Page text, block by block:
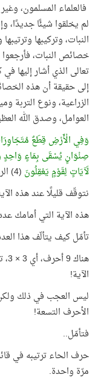
فالعلماء المسلمون،
لم يخلقوا شيئًا جديدًا،
النبات، وتركيبها
خصائص النبات،
تعالى الذي أشار إليها
إلى حقيقة أن هذه
الزراعية، ونوع التربة
العوامل، وصدق الله
وَفِي الْأَرْضِ قِطَعٌ
صِنْوَانٍ يُسْقَى بِمَاءٍ
لَآيَاتٍ لِقَوْمٍ يَعْقِلُونَ (4) الرعد.
نتوقّف قليلًا عند هذه
هذه الآية التي أمامك عدد
تأمّل كيف يتألّف هذا العدد من الرقم
الآية!
ليس العجب في ذلك
الأحرف التسعة!
فتأمّل..
مرّة واحدة.